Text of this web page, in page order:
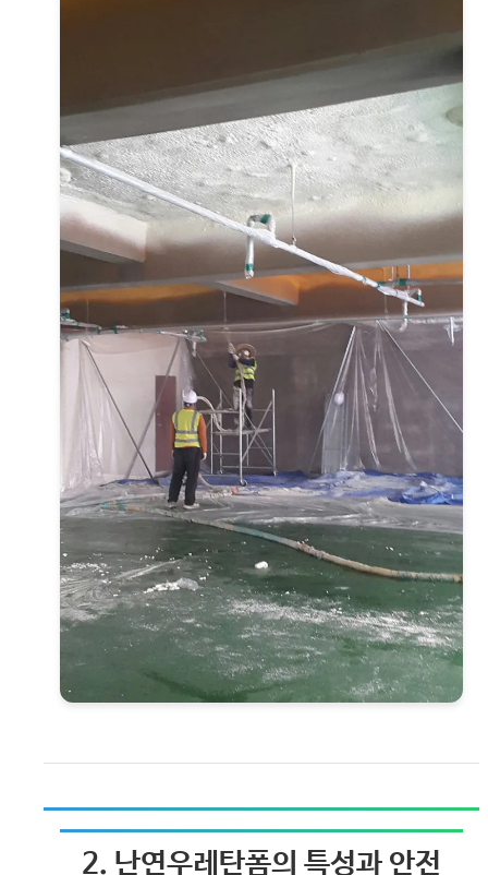
2. 난연우레탄폼의 특성과 안전